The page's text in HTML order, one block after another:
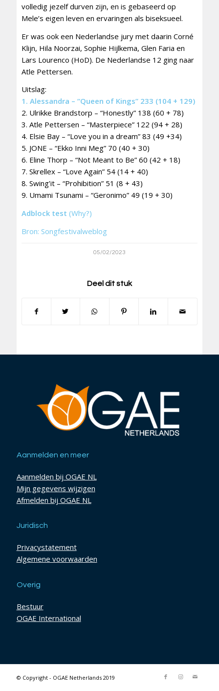
volledig jezelf durven zijn, en is gebaseerd op
Mele’s eigen leven en ervaringen als biseksueel.
Er was ook een Nederlandse jury met daarin Corné
Klijn, Hila Noorzai, Sophie Hijlkema, Glen Faria en
Lars Lourenco (HoD). De Nederlandse 12 ging naar
Atle Pettersen.
Uitslag:
1. Alessandra – “Queen of Kings” 233 (104 + 129)
2. Ulrikke Brandstorp – “Honestly” 138 (60 + 78)
3. Atle Pettersen – “Masterpiece” 122 (94 + 28)
4. Elsie Bay – “Love you in a dream” 83 (49 +34)
5. JONE – “Ekko Inni Meg” 70 (40 + 30)
6. Eline Thorp – “Not Meant to Be” 60 (42 + 18)
7. Skrellex – “Love Again” 54 (14 + 40)
8. Swing’it – “Prohibition” 51 (8 + 43)
9. Umami Tsunami – “Geronimo” 49 (19 + 30)
Adblock test (Why?)
Bron: Songfestivalweblog
05/02/2023
Deel dit stuk
Aanmelden en meer
Aanmelden bij OGAE NL
Mijn gegevens wijzigen
Afmelden bij OGAE NL
Juridisch
Privacystatement
Algemene voorwaarden
Overig
Bestuur
OGAE International
© Copyright - OGAE Netherlands 2019